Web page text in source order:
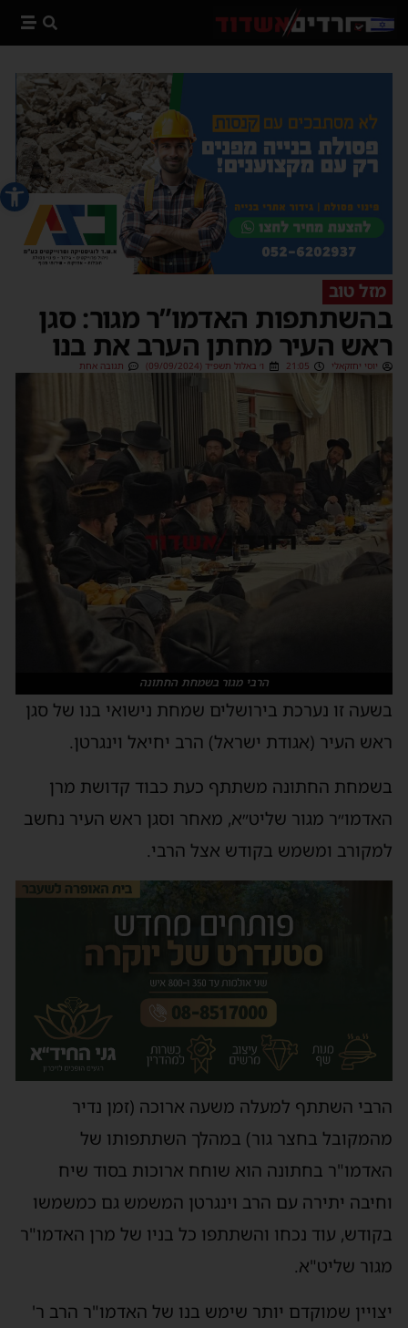
פתח
מזל טוב
בהשתתפות האדמו”ר מגור: סגן
ראש העיר מחתן הערב את בנו
יוסי יחזקאלי 21:05 ו׳ באלול תשפ״ד (09/09/2024) תגובה אחת
הרבי מגור בשמחת החתונה
בשעה זו נערכת בירושלים שמחת נישואי בנו של סגן
ראש העיר (אגודת ישראל) הרב יחיאל וינגרטן.
בשמחת החתונה משתתף כעת כבוד קדושת מרן
האדמו״ר מגור שליט״א, מאחר וסגן ראש העיר נחשב
למקורב ומשמש בקודש אצל הרבי.
הרבי השתתף למעלה משעה ארוכה (זמן נדיר
מהמקובל בחצר גור) במהלך השתתפותו של
האדמו"ר בחתונה הוא שוחח ארוכות בסוד שיח
וחיבה יתירה עם הרב וינגרטן המשמש גם כמשמשו
בקודש, עוד נכחו והשתתפו כל בניו של מרן האדמו"ר
מגור שליט"א.
יצויין שמוקדם יותר שימש בנו של האדמו"ר הרב ר'